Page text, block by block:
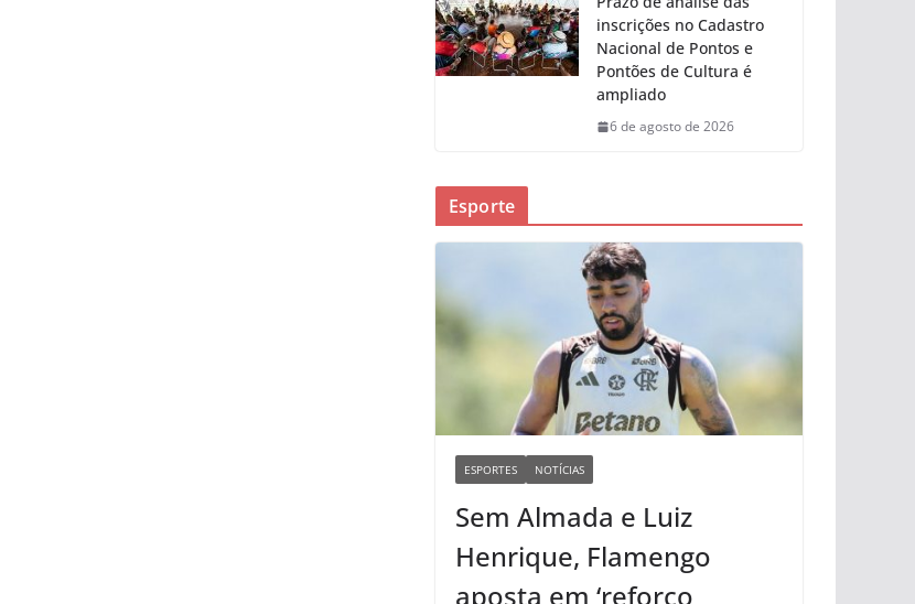
inscrições no Cadastro
Nacional de Pontos e
Pontões de Cultura é
ampliado
6 de agosto de 2026
Esporte
ESPORTES NOTÍCIAS
Sem Almada e Luiz
Henrique, Flamengo
aposta em ‘reforço